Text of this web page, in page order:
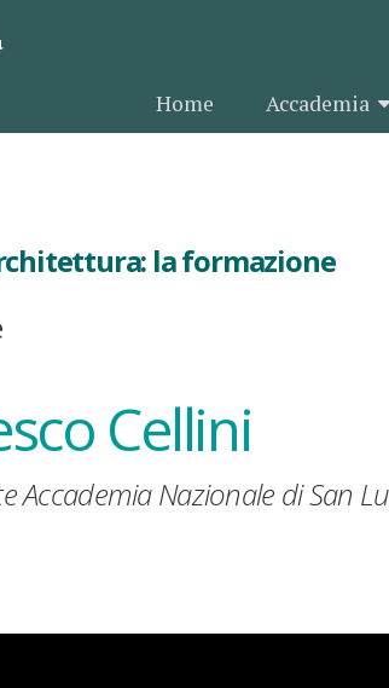
Home Accademia
la formazione
Cellini
Accademia Nazionale di San